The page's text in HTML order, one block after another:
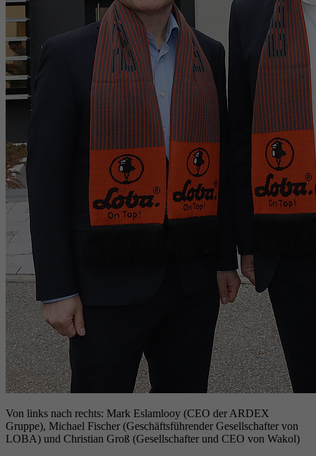
Von links nach rechts: Mark Eslamlooy (CEO der ARDEX
Gruppe), Michael Fischer (Geschäftsführender Gesellschafter von
LOBA) und Christian Groß (Gesellschafter und CEO von Wakol)